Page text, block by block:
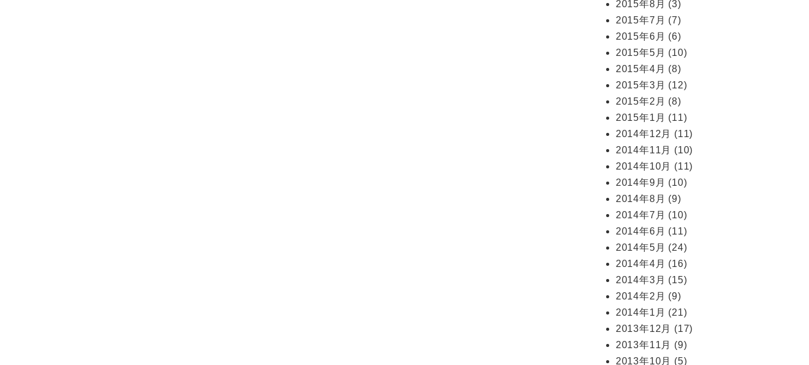
2015年8月 (3)
2015年7月 (7)
2015年6月 (6)
2015年5月 (10)
2015年4月 (8)
2015年3月 (12)
2015年2月 (8)
2015年1月 (11)
2014年12月
(11)
2014年11月
(10)
2014年10月
(11)
2014年9月 (10)
2014年8月 (9)
2014年7月 (10)
2014年6月 (11)
2014年5月 (24)
2014年4月 (16)
2014年3月 (15)
2014年2月 (9)
2014年1月 (21)
2013年12月
(17)
2013年11月
(9)
2013年10月
(5)